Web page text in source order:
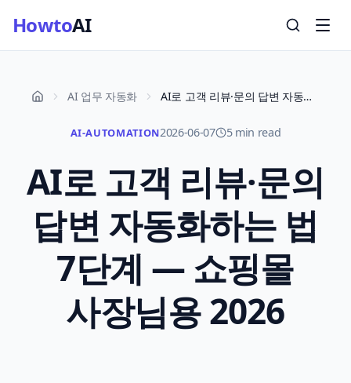
HowtoAI
AI 업무 자동화 AI로 고객 리뷰·문의 답변 자동화하는 법 7단계 — 쇼핑몰 사장님용 2026
AI-AUTOMATION2026-06-07 5 min read
AI로 고객 리뷰·문의
답변 자동화하는 법
7단계 — 쇼핑몰
사장님용 2026